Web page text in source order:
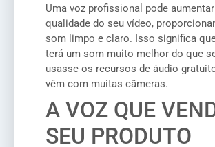
Uma voz profissional pode
qualidade do seu vídeo,
som limpo e claro. Isso significa
terá um som muito melhor do que
usasse os recursos de áudio
vêm com muitas câmeras.
A VOZ QUE
SEU PRODUTO